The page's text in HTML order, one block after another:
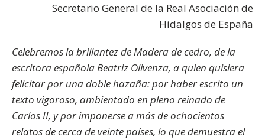
Secretario General de la Real Asociación de
Hidalgos de España
Celebremos la brillantez de Madera de cedro, de la
escritora española Beatriz Olivenza, a quien quisiera
felicitar por una doble hazaña: por haber escrito un
texto vigoroso, ambientado en pleno reinado de
Carlos II, y por imponerse a más de ochocientos
relatos de cerca de veinte países, lo que demuestra el